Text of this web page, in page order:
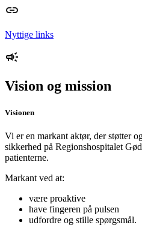
Nyttige links
Vision og mission
Visionen
Vi er en markant aktør, der støtter
sikkerhed på Regionshospitalet
patienterne.
Markant ved at:
være proaktive
have fingeren på pulsen
udfordre og stille spørgsmål.